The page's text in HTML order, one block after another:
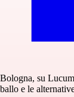
Bologna, su
ballo e le